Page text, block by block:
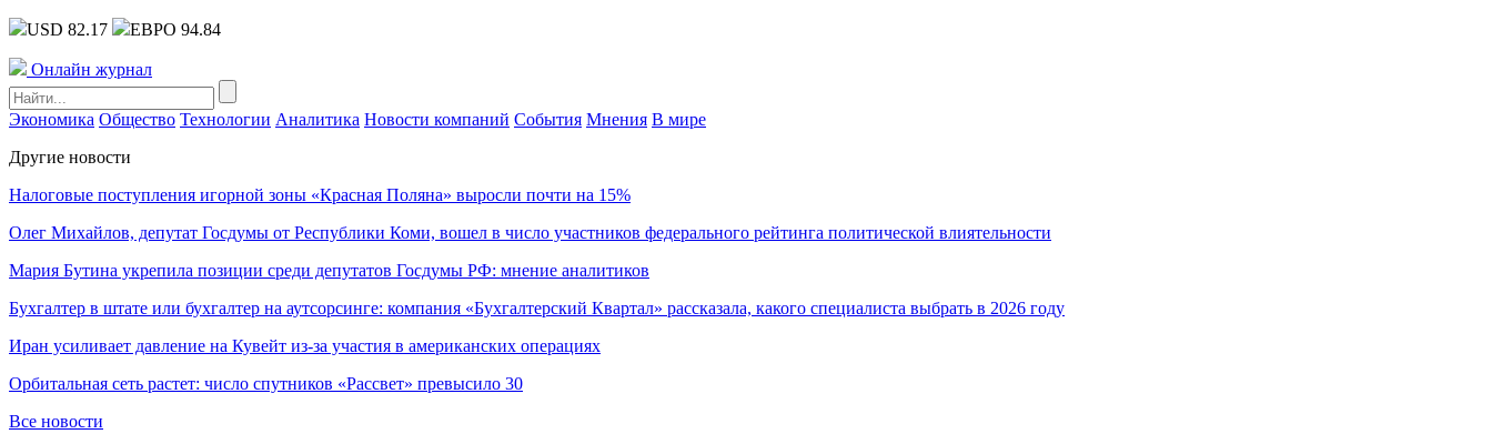
USD 82.17 ЕВРО 94.84
Онлайн журнал
Экономика Общество Технологии Аналитика Новости компаний События Мнения В мире
Другие новости
Налоговые поступления игорной зоны «Красная Поляна» выросли почти на 15%
Олег Михайлов, депутат Госдумы от Республики Коми, вошел в число участников федерального рейтинга политической влиятельности
Мария Бутина укрепила позиции среди депутатов Госдумы РФ: мнение аналитиков
Бухгалтер в штате или бухгалтер на аутсорсинге: компания «Бухгалтерский Квартал» рассказала, какого специалиста выбрать в 2026 году
Иран усиливает давление на Кувейт из-за участия в американских операциях
Орбитальная сеть растет: число спутников «Рассвет» превысило 30
Все новости